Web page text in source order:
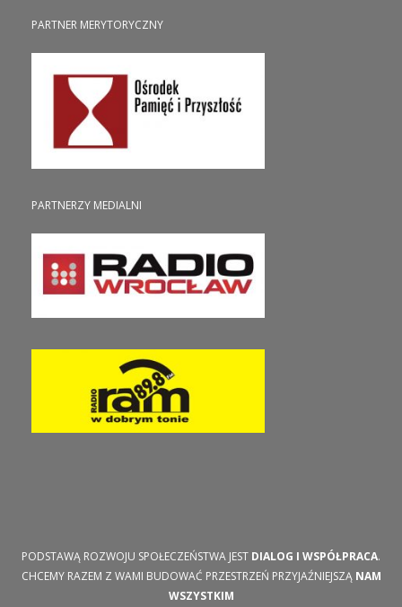
PARTNER MERYTORYCZNY
PARTNERZY MEDIALNI
PODSTAWĄ ROZWOJU SPOŁECZEŃSTWA JEST DIALOG I WSPÓŁPRACA.
CHCEMY RAZEM Z WAMI BUDOWAĆ PRZESTRZEŃ PRZYJAŹNIEJSZĄ NAM
WSZYSTKIM